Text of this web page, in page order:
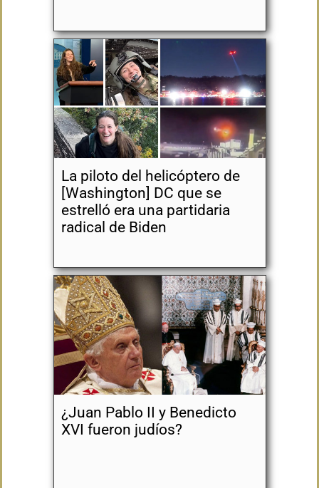
La piloto del helicóptero de
[Washington] DC que se
estrelló era una partidaria
radical de Biden
¿Juan Pablo II y Benedicto
XVI fueron judíos?